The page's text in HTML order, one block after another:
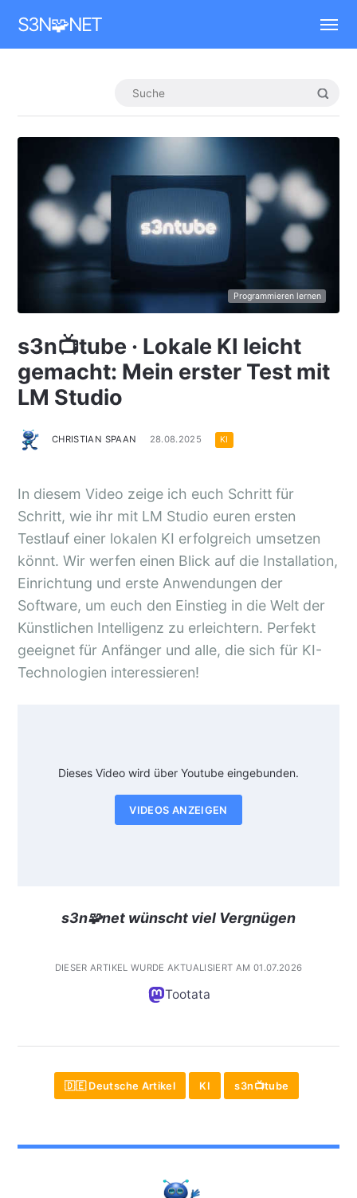
S3N🧩NET
Programmieren lernen
s3n📺tube · Lokale KI leicht
gemacht: Mein erster Test mit
LM Studio
CHRISTIAN SPAAN 28.08.2025 KI
In diesem Video zeige ich euch Schritt für
Schritt, wie ihr mit LM Studio euren ersten
Testlauf einer lokalen KI erfolgreich umsetzen
könnt. Wir werfen einen Blick auf die Installation,
Einrichtung und erste Anwendungen der
Software, um euch den Einstieg in die Welt der
Künstlichen Intelligenz zu erleichtern. Perfekt
geeignet für Anfänger und alle, die sich für KI-
Technologien interessieren!
Dieses Video wird über Youtube eingebunden.
VIDEOS ANZEIGEN
s3n🧩net wünscht viel Vergnügen
DIESER ARTIKEL WURDE AKTUALISIERT AM 01.07.2026
Tootata
🇩🇪 Deutsche Artikel KI s3n📺tube